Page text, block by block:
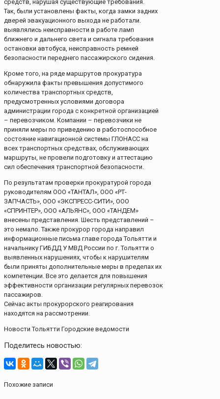
средств, нарушая существующие требования.
Так, были установлены факты, когда замки задних
дверей эвакуационного выхода не работали.
выявлялись неисправности в работе ламп
ближнего и дальнего света и сигнала требования
остановки автобуса, неисправность ремней
безопасности переднего пассажирского сидения.
Кроме того, на ряде маршрутов прокуратура
обнаружила факты превышения допустимого
количества транспортных средств,
предусмотренных условиями договора
администрации города с конкретной организацией
– перевозчиком. Компании – перевозчики не
приняли меры по приведению в работоспособное
состояние навигационной системы ГЛОНАСС на
всех транспортных средствах, обслуживающих
маршруты, не провели подготовку и аттестацию
сил обеспечения транспортной безопасности.
По результатам проверки прокуратурой города
руководителям ООО «ТАНТАЛ», ООО «РТ-
ЗАПЧАСТЬ», ООО «ЭКСПРЕСС-СИТИ», ООО
«СПРИНТЕР», ООО «АЛЬЯНС», ООО «ТАНДЕМ»
внесены представления. Шесть представлений –
это немало. Также прокурор города направил
информационные письма главе города Тольятти и
начальнику ГИБДД У МВД России по г. Тольятти о
выявленных нарушениях, чтобы к нарушителям
были приняты дополнительные меры в пределах их
компетенции. Все это делается для повышения
эффективности организации регулярных перевозок
пассажиров.
Сейчас акты прокурорского реагирования
находятся на рассмотрении.
Новости Тольятти Городские ведомости
Поделитесь новостью:
Похожие записи